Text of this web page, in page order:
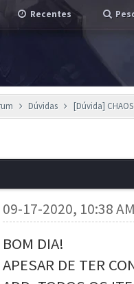
Recentes
Dúvidas [Dúvida]
09-17-2020, 10:38
BOM DIA!
APESAR DE TER